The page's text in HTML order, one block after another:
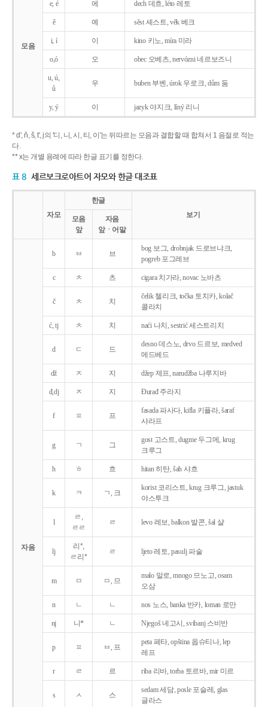
모음
e, é 에 dech 데흐, léto 레토
ě 예 sěst 셰스트, věk 베크
i, í 이 kino 키노, míra 미라
o,ó 오 obec 오베츠, nervózni 네르보즈니
u, ú,
ů
우 buben 부벤, úrok 우로크, dům 둠
y, ý 이 jazyk야지크, líný 리니
* d', ň, š, t', j의 '디, 니, 시, 티, 이'는 뒤따르는 모음과 결합할 때 합쳐서 1 음절로 적는
다.
** x는 개별 용례에 따라 한글 표기를 정한다.
표 8 세르보크로아트어 자모와 한글 대조표
자모
한글
보기
모음
앞
자음
앞ㆍ어말
자음
b ㅂ 브
bog 보그, drobnjak 드로브냐크,
pogreb 포그레브
c ㅊ 츠 cigara 치가라, novac 노바츠
č ㅊ 치
čelik 첼리크, točka 토치카, kolač
콜라치
ć, tj ㅊ 치 naći 나치, sestrić 세스트리치
d ㄷ 드
desno 데스노, drvo 드르보, medved
메드베드
dž ㅈ 지 džep 제프, narudžba 나루지바
đ,dj ㅈ 지 Ðurađ 주라지
f ㅍ 프
fasada 파사다, kifla 키플라, šaraf
샤라프
g ㄱ 그
gost 고스트, dugme 두그메, krug
크루그
h ㅎ 흐 hitan 히탄, šah 샤흐
k ㅋ ㄱ, 크
korist 코리스트, krug 크루그, jastuk
야스투크
l
ㄹ,
ㄹㄹ
ㄹ levo 레보, balkon 발콘, šal 샬
lj
리*,
ㄹ리*
ㄹ ljeto 레토, pasulj 파술
m ㅁ ㅁ, 므
malo 말로, mnogo 므노고, osam
오삼
n ㄴ ㄴ nos 노스, banka 반카, loman 로만
nj 니* ㄴ Njegoš 녜고시, svibanj 스비반
p ㅍ ㅂ, 프
peta 페타, opština 옵슈티나, lep
레프
r ㄹ 르 riba 리바, torba 토르바, mir 미르
s ㅅ 스
sedam 세담, posle 포슬레, glas
글라스